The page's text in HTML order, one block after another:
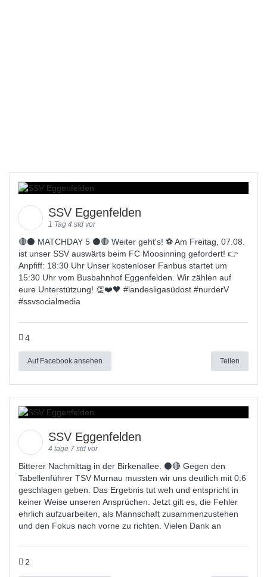
SSV Eggenfelden
1 Tag 4 std vor
🔴⚫️ MATCHDAY 5 ⚫️🔴 Weiter geht's! ⚽ Am Freitag, 07.08.
ist unser SSV auswärts beim FC Moosinning gefordert! 👉
Anpfiff: 18:30 Uhr Unser kostenloser Fanbus startet um
15:30 Uhr vom Busbahnhof Eggenfelden. Wir zählen auf
eure Unterstützung! 👏❤️🖤 #landesligasüdost #nurderV
#ssvsocialmedia
4
Auf Facebook ansehen Teilen
SSV Eggenfelden
4 tage 7 std vor
Bitterer Nachmittag in der Birkenallee. ⚫🔴 Gegen den
Tabellenführer TSV Murnau mussten wir uns deutlich mit 0:6
geschlagen geben. Das Ergebnis tut weh und entspricht in
keiner Weise unseren Ansprüchen. Jetzt gilt es, die Fehler
ehrlich aufzuarbeiten, als Mannschaft zusammenzustehen
und den Fokus nach vorne zu richten. Vielen Dank an
2